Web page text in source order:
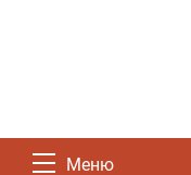
Меню